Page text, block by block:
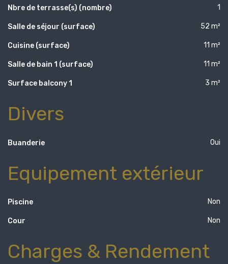
Nbre de terrasse(s) (nombre) 1
Salle de séjour (surface) 52 m²
Cuisine (surface) 11 m²
Salle de bain 1 (surface) 11 m²
Surface balcony 1 3 m²
Divers
Buanderie Oui
Equipement extérieur
Piscine Non
Cour Non
Charges & Rendement